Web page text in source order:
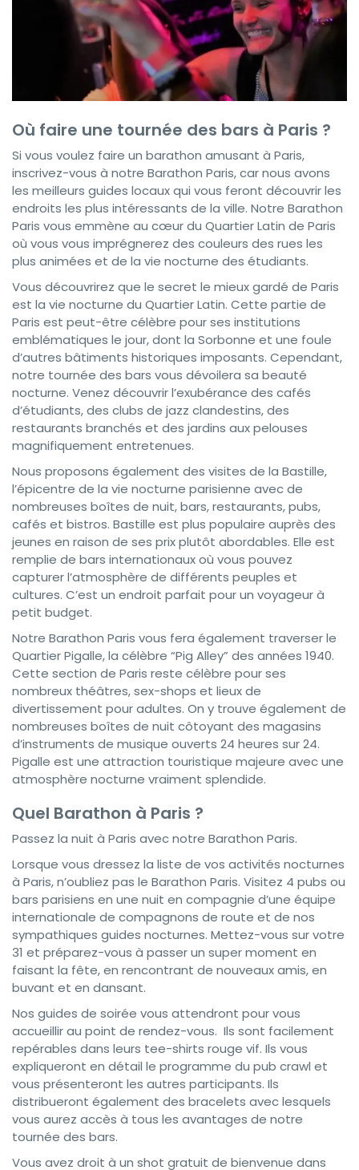
Où faire une tournée des bars à Paris ?
Si vous voulez faire un barathon amusant à Paris,
inscrivez-vous à notre Barathon Paris, car nous avons
les meilleurs guides locaux qui vous feront découvrir les
endroits les plus intéressants de la ville. Notre Barathon
Paris vous emmène au cœur du Quartier Latin de Paris
où vous vous imprégnerez des couleurs des rues les
plus animées et de la vie nocturne des étudiants.
Vous découvrirez que le secret le mieux gardé de Paris
est la vie nocturne du Quartier Latin. Cette partie de
Paris est peut-être célèbre pour ses institutions
emblématiques le jour, dont la Sorbonne et une foule
d’autres bâtiments historiques imposants. Cependant,
notre tournée des bars vous dévoilera sa beauté
nocturne. Venez découvrir l’exubérance des cafés
d’étudiants, des clubs de jazz clandestins, des
restaurants branchés et des jardins aux pelouses
magnifiquement entretenues.
Nous proposons également des visites de la Bastille,
l’épicentre de la vie nocturne parisienne avec de
nombreuses boîtes de nuit, bars, restaurants, pubs,
cafés et bistros. Bastille est plus populaire auprès des
jeunes en raison de ses prix plutôt abordables. Elle est
remplie de bars internationaux où vous pouvez
capturer l’atmosphère de différents peuples et
cultures. C’est un endroit parfait pour un voyageur à
petit budget.
Notre Barathon Paris vous fera également traverser le
Quartier Pigalle, la célèbre “Pig Alley” des années 1940.
Cette section de Paris reste célèbre pour ses
nombreux théâtres, sex-shops et lieux de
divertissement pour adultes. On y trouve également de
nombreuses boîtes de nuit côtoyant des magasins
d’instruments de musique ouverts 24 heures sur 24.
Pigalle est une attraction touristique majeure avec une
atmosphère nocturne vraiment splendide.
Quel Barathon à Paris ?
Passez la nuit à Paris avec notre Barathon Paris.
Lorsque vous dressez la liste de vos activités nocturnes
à Paris, n’oubliez pas le Barathon Paris. Visitez 4 pubs ou
bars parisiens en une nuit en compagnie d’une équipe
internationale de compagnons de route et de nos
sympathiques guides nocturnes. Mettez-vous sur votre
31 et préparez-vous à passer un super moment en
faisant la fête, en rencontrant de nouveaux amis, en
buvant et en dansant.
Nos guides de soirée vous attendront pour vous
accueillir au point de rendez-vous. Ils sont facilement
repérables dans leurs tee-shirts rouge vif. Ils vous
expliqueront en détail le programme du pub crawl et
vous présenteront les autres participants. Ils
distribueront également des bracelets avec lesquels
vous aurez accès à tous les avantages de notre
tournée des bars.
Vous avez droit à un shot gratuit de bienvenue dans